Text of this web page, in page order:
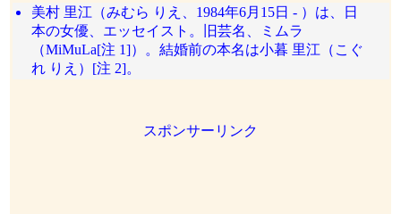
美村 里江（みむら りえ、1984年6月15日 - ）は、日
本の女優、エッセイスト。旧芸名、ミムラ
（MiMuLa[注 1]）。結婚前の本名は小暮 里江（こぐ
れ りえ）[注 2]。
スポンサーリンク